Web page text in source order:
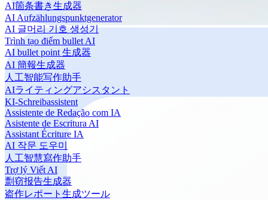
AI箇条書き生成器
AI Aufzählungspunktgenerator
AI 글머리 기호 생성기
Trình tạo điểm bullet AI
AI bullet point 生成器
AI 簡報生成器
人工智能写作助手
AIライティングアシスタント
KI-Schreibassistent
Assistente de Redação com IA
Asistente de Escritura AI
Assistant Écriture IA
AI 작문 도우미
人工智慧寫作助手
Trợ lý Viết AI
剽窃报告生成器
盗作レポート生成ツール